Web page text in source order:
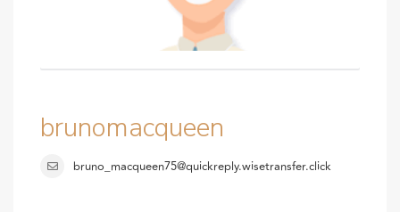
brunomacqueen
bruno_macqueen75@quickreply.wisetransfer.click